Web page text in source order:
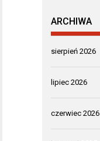
ARCHIWA
sierpień 2026
lipiec 2026
czerwiec 2026